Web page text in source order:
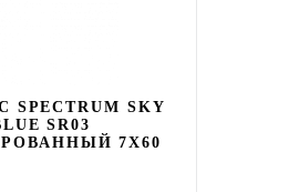
SKY
SR03
7X60